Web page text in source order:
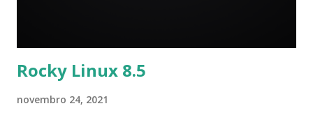
Rocky Linux 8.5
novembro 24, 2021